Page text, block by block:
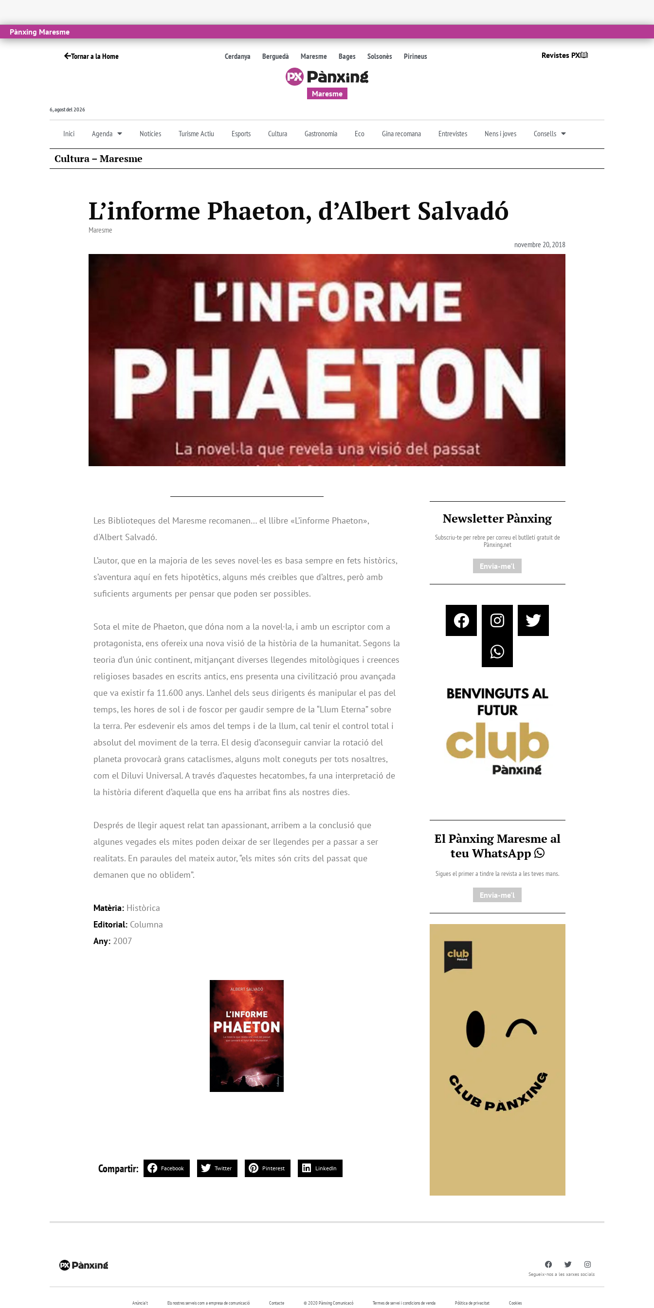
Pànxing Maresme
Tornar a la Home Cerdanya Berguedà Maresme Bages Solsonès Pirineus Revistes PX
Maresme
6, agost del 2026
Inici Agenda Notícies Turisme Actiu Esports Cultura Gastronomia Eco Gina recomana Entrevistes Nens i joves Consells
Cultura – Maresme
L’informe Phaeton, d’Albert Salvadó
Maresme
novembre 20, 2018
Les Biblioteques del Maresme recomanen… el llibre «L’informe Phaeton»,
d'Albert Salvadó.
L’autor, que en la majoria de les seves novel·les es basa sempre en fets històrics,
s’aventura aquí en fets hipotètics, alguns més creïbles que d’altres, però amb
suficients arguments per pensar que poden ser possibles.
Sota el mite de Phaeton, que dóna nom a la novel·la, i amb un escriptor com a
protagonista, ens ofereix una nova visió de la història de la humanitat. Segons la
teoria d’un únic continent, mitjançant diverses llegendes mitològiques i creences
religioses basades en escrits antics, ens presenta una civilització prou avançada
que va existir fa 11.600 anys. L’anhel dels seus dirigents és manipular el pas del
temps, les hores de sol i de foscor per gaudir sempre de la “Llum Eterna” sobre
la terra. Per esdevenir els amos del temps i de la llum, cal tenir el control total i
absolut del moviment de la terra. El desig d’aconseguir canviar la rotació del
planeta provocarà grans cataclismes, alguns molt coneguts per tots nosaltres,
com el Diluvi Universal. A través d’aquestes hecatombes, fa una interpretació de
la història diferent d’aquella que ens ha arribat fins als nostres dies.
Després de llegir aquest relat tan apassionant, arribem a la conclusió que
algunes vegades els mites poden deixar de ser llegendes per a passar a ser
realitats. En paraules del mateix autor, “els mites són crits del passat que
demanen que no oblidem”.
Matèria: Històrica
Editorial: Columna
Any: 2007
Compartir: Facebook Twitter Pinterest LinkedIn
Newsletter Pànxing
Subscriu-te per rebre per correu el butlletí gratuït de
Pànxing.net​
Envia-me'l
El Pànxing Maresme al
teu WhatsApp
Sigues el primer a tindre la revista a les teves mans.
Envia-me'l
Segueix-nos a les xarxes socials
Anúncia’t Els nostres serveis com a empresa de comunicació Contacte © 2020 Pànxing Comunicacó Termes de servei i condicions de venda Pólitica de privacitat Cookies